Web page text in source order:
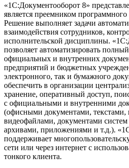
«1С:Документооборот 8»
является преемником
Решение выполняет задачи
взаимодействия сотрудников,
исполнительской дисциплины.
позволяет автоматизировать
официальных и внутренних
предприятий и бюджетных
электронного, так и бумажного
обеспечить в организации
хранение, оперативный доступ,
с официальными и внутренними
(офисными документами, текстами,
видеофайлами, документами систем
архивами, приложениями и т.д.).
поддерживает
сети или через интернет с
тонкого клиента.